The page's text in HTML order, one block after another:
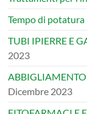
Tempo di potatura
TUBI IPIERRE E
2023
ABBIGLIAMENTO
Dicembre 2023